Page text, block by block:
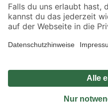
Alle Preisangaben in EUR inkl. gesetzl.
Umständen nicht in allen Märkten
Produkte nur solange der Vorrat reicht.
*Paketversand ab 59 € versandkostenfrei,
Privatsphäre
Nutzungsbedingungen